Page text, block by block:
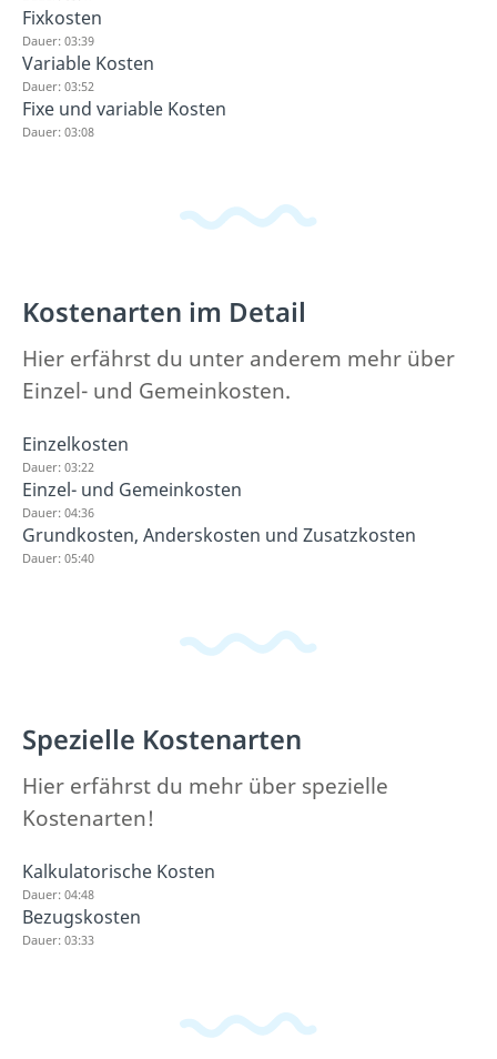
Fixkosten
Dauer: 03:39
Variable Kosten
Dauer: 03:52
Fixe und variable Kosten
Dauer: 03:08
Kostenarten im Detail
Hier erfährst du unter anderem mehr über
Einzel- und Gemeinkosten.
Einzelkosten
Dauer: 03:22
Einzel- und Gemeinkosten
Dauer: 04:36
Grundkosten, Anderskosten und Zusatzkosten
Dauer: 05:40
Spezielle Kostenarten
Hier erfährst du mehr über spezielle
Kostenarten!
Kalkulatorische Kosten
Dauer: 04:48
Bezugskosten
Dauer: 03:33